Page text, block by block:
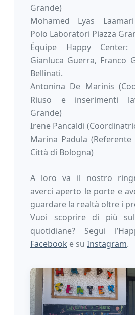
Grande)
Mohamed Lyas
Polo Laboratori Piazza
Équipe Happy Center:
Gianluca Guerra, Franco
Bellinati.
Antonina De Marinis
Riuso e inserimenti
Grande)
Irene Pancaldi
Marina Padula (Referente
Città di Bologna)
A loro va il nostro
averci aperto le porte e
guardare la realtà oltre i
Vuoi scoprire di più
quotidiane? Segui
Facebook e su Instagram.